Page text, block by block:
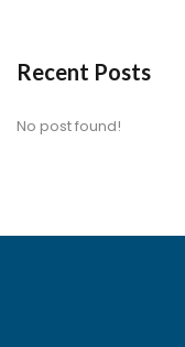
Recent Posts
No post found!